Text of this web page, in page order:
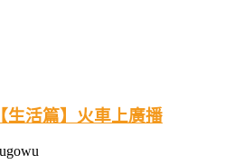
生活篇】火車上廣播